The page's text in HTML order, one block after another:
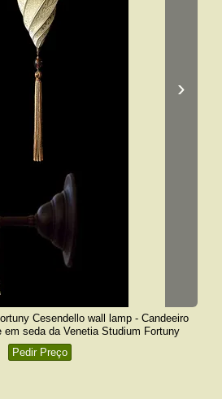
›
Cesendello wall lamp - Candeeiro
em seda da Venetia Studium Fortuny
Pedir Preço